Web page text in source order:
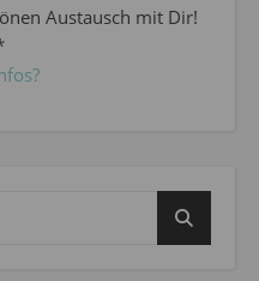
Austausch mit Dir!